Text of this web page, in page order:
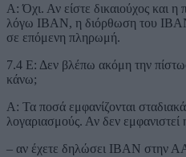
Α: Όχι. Αν είστε δικαιούχος και
λόγω IBAN, η διόρθωση του IBAN
σε επόμενη πληρωμή.
7.4 Ε: Δεν βλέπω ακόμη την
κάνω;
Α: Τα ποσά εμφανίζονται
λογαριασμούς. Αν δεν εμφανιστεί
– αν έχετε δηλώσει IBAN στην